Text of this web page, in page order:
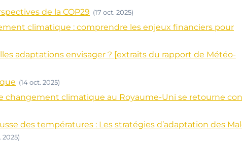
de la COP29 (17 oct. 2025)
climatique : comprendre les enjeux financiers pour
adaptations envisager ? [extraits du rapport de Météo-
(14 oct. 2025)
changement climatique au Royaume-Uni se retourne
des températures : Les stratégies d’adaptation des
2025)